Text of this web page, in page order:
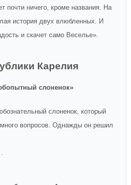
почти ничего, кроме названия. На
история двух влюбленных. И
и скачет само Веселье».
Карелия
слоненок»
слоненок, который
вопросов. Однажды он решил